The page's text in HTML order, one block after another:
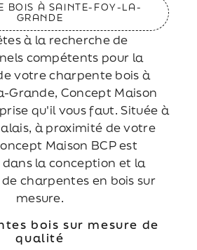
BOIS À SAINTE-FOY-LA-
GRANDE
à la recherche de
compétents pour la
votre charpente bois à
Grande, Concept Maison
qu'il vous faut. Située à
à proximité de votre
Maison BCP est
dans la conception et la
charpentes en bois sur
mesure.
bois sur mesure de
qualité